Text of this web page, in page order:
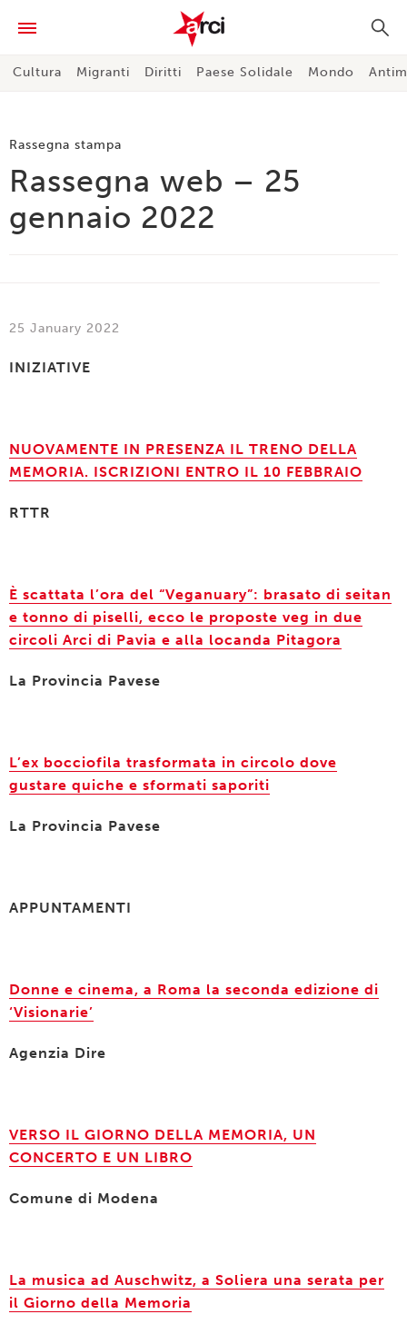
Cultura Migranti Diritti Paese Solidale Mondo
Rassegna stampa
Rassegna web – 25
gennaio 2022
25 January 2022
INIZIATIVE
NUOVAMENTE IN PRESENZA IL TRENO DELLA
MEMORIA. ISCRIZIONI ENTRO IL 10 FEBBRAIO
RTTR
È scattata l’ora del “Veganuary”: brasato di seitan
e tonno di piselli, ecco le proposte veg in due
circoli Arci di Pavia e alla locanda Pitagora
La Provincia Pavese
L’ex bocciofila trasformata in circolo dove
gustare quiche e sformati saporiti
La Provincia Pavese
APPUNTAMENTI
Donne e cinema, a Roma la seconda edizione di
‘Visionarie’
Agenzia Dire
VERSO IL GIORNO DELLA MEMORIA, UN
CONCERTO E UN LIBRO
Comune di Modena
La musica ad Auschwitz, a Soliera una serata per
il Giorno della Memoria